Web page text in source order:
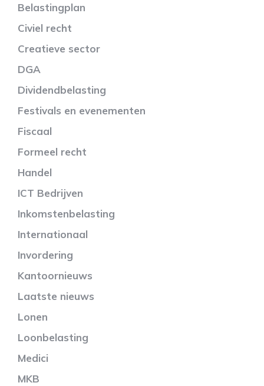
Belastingplan
Civiel recht
Creatieve sector
DGA
Dividendbelasting
Festivals en evenementen
Fiscaal
Formeel recht
Handel
ICT Bedrijven
Inkomstenbelasting
Internationaal
Invordering
Kantoornieuws
Laatste nieuws
Lonen
Loonbelasting
Medici
MKB